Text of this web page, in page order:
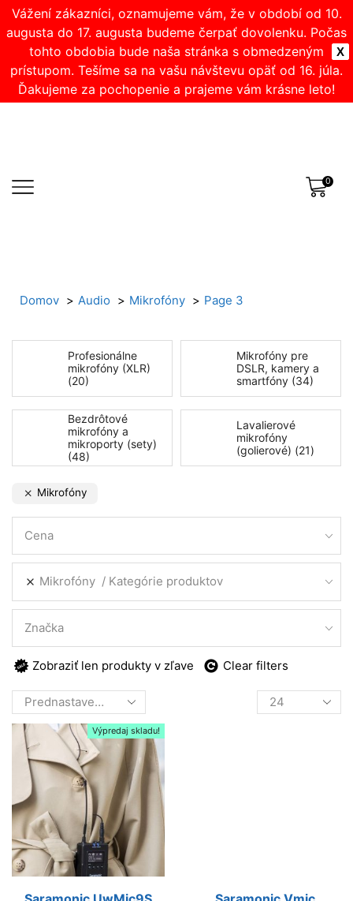
X
Vážení zákazníci, oznamujeme vám, že v období od 10.
augusta do 17. augusta budeme čerpať dovolenku. Počas
tohto obdobia bude naša stránka s obmedzeným
prístupom. Tešíme sa na vašu návštevu opäť od 16. júla.
Ďakujeme za pochopenie a prajeme vám krásne leto!
0
Domov Audio Mikrofóny Page 3
Profesionálne
mikrofóny (XLR)
(20)
Mikrofóny pre
DSLR, kamery a
smartfóny (34)
Bezdrôtové
mikrofóny a
mikroporty (sety)
(48)
Lavalierové
mikrofóny
(golierové) (21)
Mikrofóny
Cena
Mikrofóny Kategórie produktov
Značka
Zobraziť len produkty v zľave Clear filters
Products
per
Výpredaj skladu!